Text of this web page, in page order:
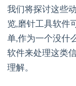
我们将探讨这些
览,磨针工具软件
单,作为一个没什
软件来处理这类
理解。